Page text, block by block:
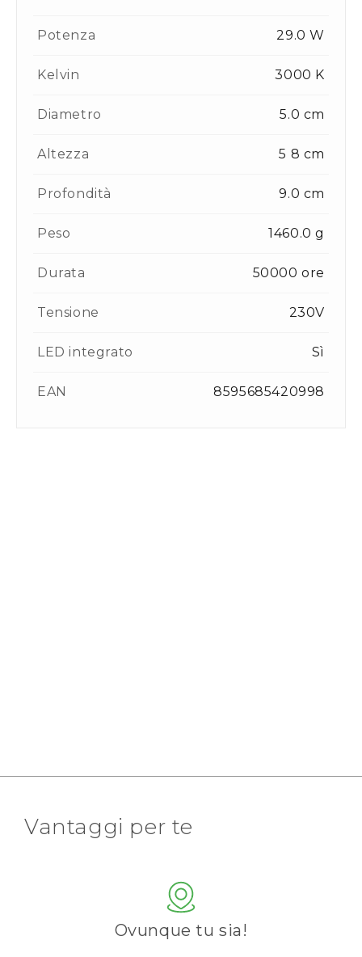
Potenza 29.0 W
Kelvin 3000 K
Diametro 5.0 cm
Altezza 5 8 cm
Profondità 9.0 cm
Peso 1460.0 g
Durata 50000 ore
Tensione 230V
LED integrato Sì
EAN 8595685420998
Vantaggi per te
Ovunque tu sia!